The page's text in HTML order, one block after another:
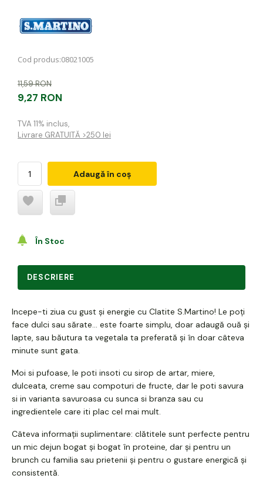
Cod produs:08021005
11,59 RON
9,27 RON
TVA 11% inclus,
Livrare GRATUITĂ >250 lei
Adaugă în coș
În Stoc
DESCRIERE
Incepe-ti ziua cu gust și energie cu Clatite S.Martino! Le poți
face dulci sau sărate... este foarte simplu, doar adaugă ouă și
lapte, sau băutura ta vegetala ta preferată și în doar câteva
minute sunt gata.
Moi si pufoase, le poti insoti cu sirop de artar, miere,
dulceata, creme sau compoturi de fructe, dar le poti savura
si in varianta savuroasa cu sunca si branza sau cu
ingredientele care iti plac cel mai mult.
Câteva informații suplimentare: clătitele sunt perfecte pentru
un mic dejun bogat și bogat în proteine, dar și pentru un
brunch cu familia sau prietenii și pentru o gustare energică și
consistentă.